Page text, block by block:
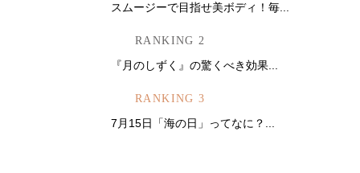
スムージーで目指せ美ボディ！毎...
RANKING 2
『月のしずく』の驚くべき効果...
RANKING 3
7月15日「海の日」ってなに？...